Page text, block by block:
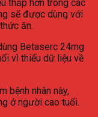
thấp hơn trong các
sẽ được dùng với
ăn.
Betaserc 24mg
vì thiếu dữ liệu về
bệnh nhân này,
ở người cao tuổi.